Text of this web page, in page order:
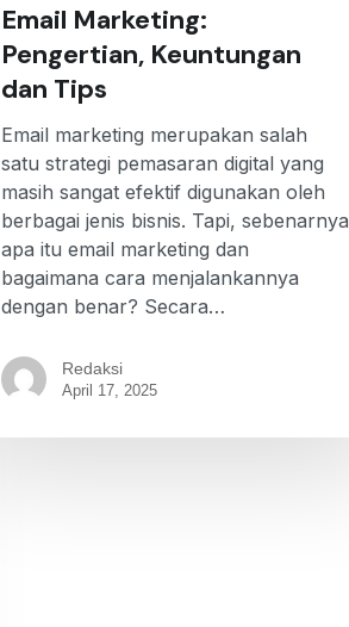
Email Marketing:
Pengertian, Keuntungan
dan Tips
Email marketing merupakan salah
satu strategi pemasaran digital yang
masih sangat efektif digunakan oleh
berbagai jenis bisnis. Tapi, sebenarnya
apa itu email marketing dan
bagaimana cara menjalankannya
dengan benar? Secara…
Redaksi
April 17, 2025